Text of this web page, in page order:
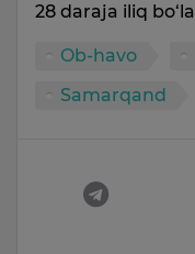
28 daraja iliq
Ob-havo
Samarqand